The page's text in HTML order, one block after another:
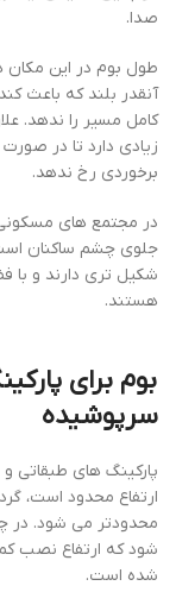
صدا.
آنقدر بلند که باعث
کامل مسیر را ندهد.
زیادی دارد تا در صورت
برخوردی رخ ندهد.
در مجتمع های
جلوی چشم ساکنان
شکیل تری دارند و با
هستند.
بوم برای
سرپوشیده
پارکینگ های طبقاتی
ارتفاع محدود است،
محدودتر می شود. در
شود که ارتفاع نصب
شده است.